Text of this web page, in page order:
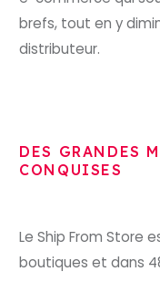
brefs, tout en y
distributeur.
DES GRANDES
CONQUISES
Le Ship From Store
boutiques et dans